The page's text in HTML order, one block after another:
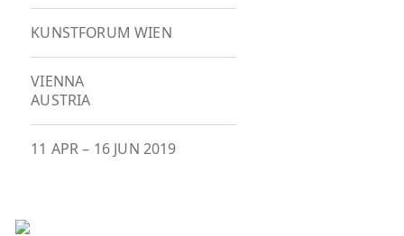
KUNSTFORUM WIEN
VIENNA
AUSTRIA
11 APR– 16 JUN 2019